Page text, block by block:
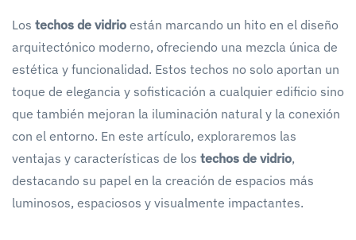
Los techos de vidrio están marcando un hito en el diseño
arquitectónico moderno, ofreciendo una mezcla única de
estética y funcionalidad. Estos techos no solo aportan un
toque de elegancia y sofisticación a cualquier edificio sino
que también mejoran la iluminación natural y la conexión
con el entorno. En este artículo, exploraremos las
ventajas y características de los techos de vidrio,
destacando su papel en la creación de espacios más
luminosos, espaciosos y visualmente impactantes.